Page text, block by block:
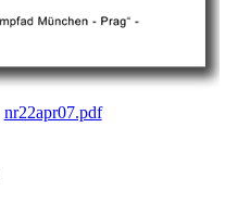
nr22apr07.pdf